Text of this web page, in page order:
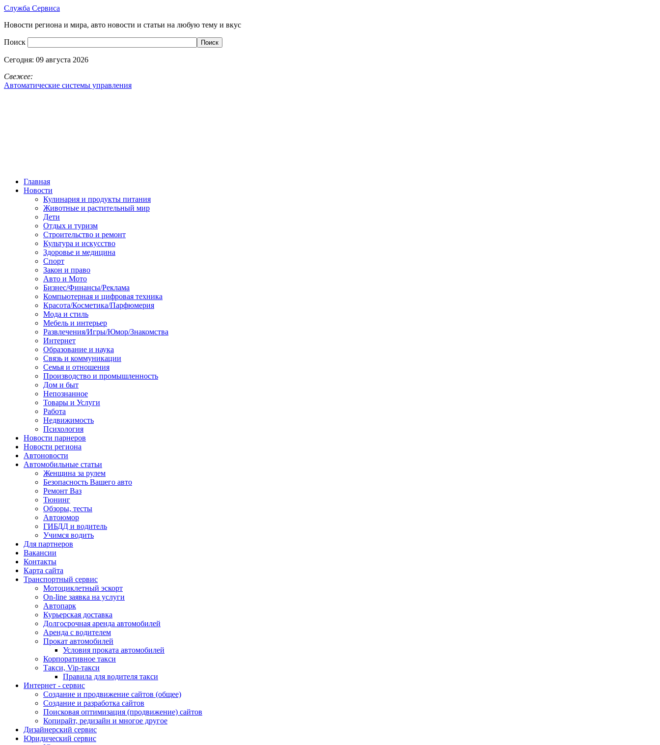
Служба Сервиса
Новости региона и мира, авто новости и статьи на любую тему и вкус
Поиск
Сегодня: 09 августа 2026
Свежее:
Автоматические системы управления
Главная
Новости
Кулинария и продукты питания
Животные и растительный мир
Дети
Отдых и туризм
Строительство и ремонт
Культура и искусство
Здоровье и медицина
Спорт
Закон и право
Авто и Мото
Бизнес/Финансы/Реклама
Компьютерная и цифровая техника
Красота/Косметика/Парфюмерия
Мода и стиль
Мебель и интерьер
Развлечения/Игры/Юмор/Знакомства
Интернет
Образование и наука
Связь и коммуникации
Семья и отношения
Производство и промышленность
Дом и быт
Непознанное
Товары и Услуги
Работа
Недвижимость
Психология
Новости парнеров
Новости региона
Автоновости
Автомобильные статьи
Женщина за рулем
Безопасность Вашего авто
Ремонт Ваз
Тюнинг
Обзоры, тесты
Автоюмор
ГИБДД и водитель
Учимся водить
Для партнеров
Вакансии
Контакты
Карта сайта
Транспортный сервис
Мотоциклетный эскорт
On-line заявка на услуги
Автопарк
Курьерская доставка
Долгосрочная аренда автомобилей
Аренда с водителем
Прокат автомобилей
Условия проката автомобилей
Корпоративное такси
Такси, Vip-такси
Правила для водителя такси
Интернет - сервис
Создание и продвижение сайтов (общее)
Создание и разработка сайтов
Поисковая оптимизация (продвижение) сайтов
Копирайт, редизайн и многое другое
Дизайнерский сервис
Юридический сервис